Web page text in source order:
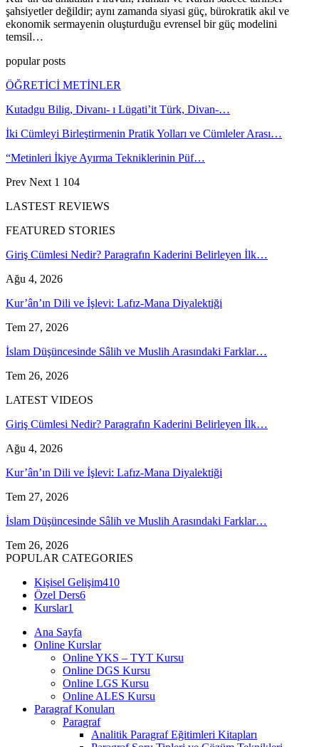
şahsiyetler değildir; aynı zamanda siyasi güç, bürokratik akıl ve
ekonomik sermayenin oluşturduğu evrensel bir güç modelini
temsil…
popular posts
ÖĞRETİCİ METİNLER
Kutadgu Bilig, Divanı- ı Lügati’it Türk, Divan-…
İki Cümleyi Birleştirmenin Pratik Yolları ve Cümleler Arası…
“Metinleri İkiye Ayırma Tekniklerinin Püf…
Prev Next 1 104
LASTEST REVIEWS
FEATURED STORIES
Giriş Cümlesi Nedir? Paragrafın Kaderini Belirleyen İlk…
Ağu 4, 2026
Kur’ân’ın Dili ve İşlevi: Lafız-Mana Diyalektiği
Tem 27, 2026
İslam Düşüncesinde Sâlih ve Muslih Arasındaki Farklar…
Tem 26, 2026
LATEST VIDEOS
Giriş Cümlesi Nedir? Paragrafın Kaderini Belirleyen İlk…
Ağu 4, 2026
Kur’ân’ın Dili ve İşlevi: Lafız-Mana Diyalektiği
Tem 27, 2026
İslam Düşüncesinde Sâlih ve Muslih Arasındaki Farklar…
Tem 26, 2026
POPULAR CATEGORIES
Kişisel Gelişim410
Özel Ders6
Kurslar1
Ana Sayfa
Online Kurslar
Online YKS – TYT Kursu
Online DGS Kursu
Online LGS Kursu
Online ALES Kursu
Paragraf Konuları
Paragraf
Analitik Paragraf Eğitimleri Kitapları